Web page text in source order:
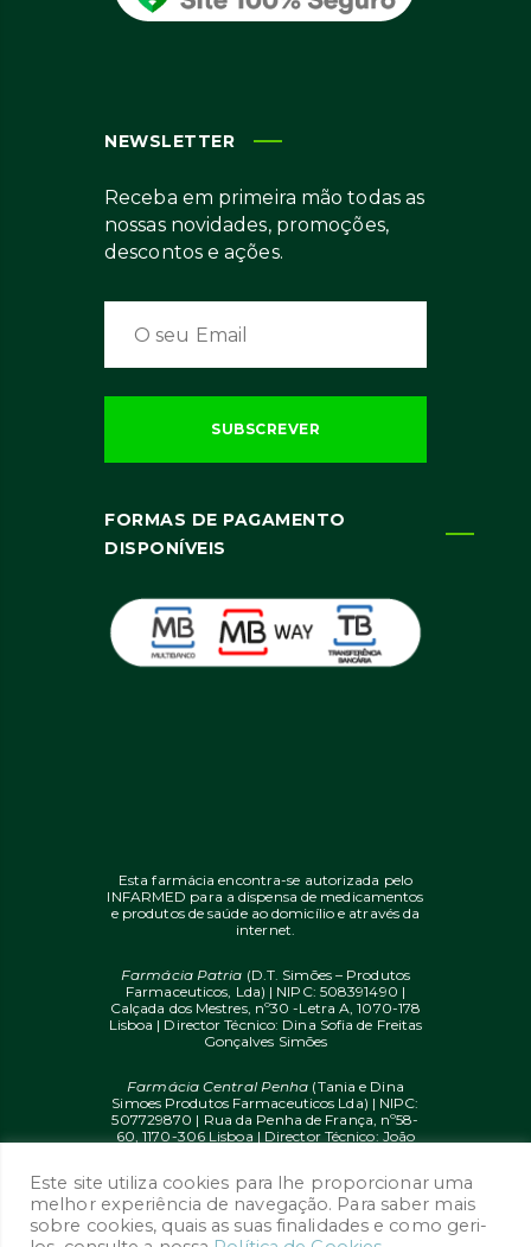
NEWSLETTER
Receba em primeira mão todas as
nossas novidades, promoções,
descontos e ações.
FORMAS DE PAGAMENTO
DISPONÍVEIS
Esta farmácia encontra-se autorizada pelo
INFARMED para a dispensa de medicamentos
e produtos de saúde ao domicílio e através da
internet.
Farmácia Patria (D.T. Simões – Produtos
Farmaceuticos, Lda) | NIPC: 508391490 |
Calçada dos Mestres, nº30 -Letra A, 1070-178
Lisboa | Director Técnico: Dina Sofia de Freitas
Gonçalves Simões
Farmácia Central Penha (Tania e Dina
Simoes Produtos Farmaceuticos Lda) | NIPC:
507729870 | Rua da Penha de França, nº58-
60, 1170-306 Lisboa | Director Técnico: João
© 2020 farmaciaon.pt | Design and
Development: iupi.agencyby Dual Up
Consulting Group
Este site utiliza cookies para lhe proporcionar uma
melhor experiência de navegação. Para saber mais
sobre cookies, quais as suas finalidades e como geri-